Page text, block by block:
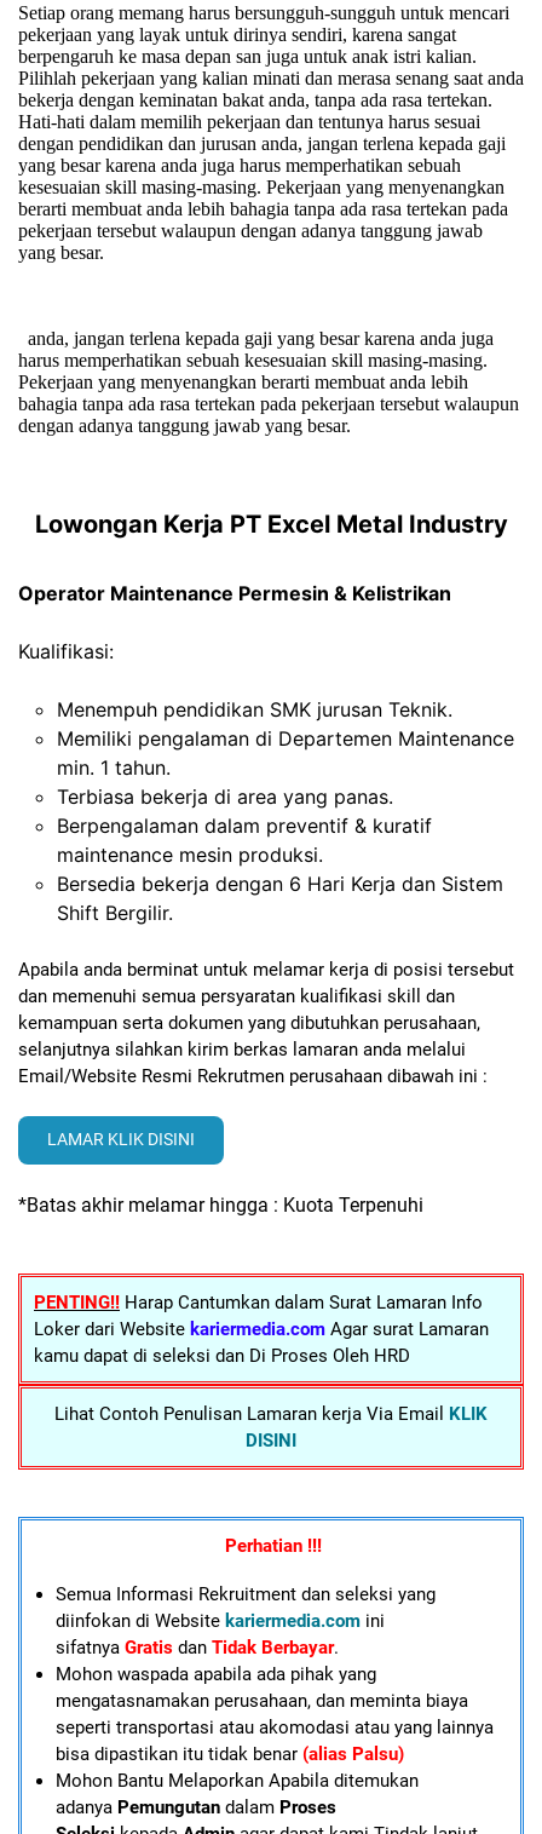
Setiap orang memang harus bersungguh-sungguh untuk mencari
pekerjaan yang layak untuk dirinya sendiri, karena sangat
berpengaruh ke masa depan san juga untuk anak istri kalian.
Pilihlah pekerjaan yang kalian minati dan merasa senang saat anda
bekerja dengan keminatan bakat anda, tanpa ada rasa tertekan.
Hati-hati dalam memilih pekerjaan dan tentunya harus sesuai
dengan pendidikan dan jurusan anda, jangan terlena kepada gaji
yang besar karena anda juga harus memperhatikan sebuah
kesesuaian skill masing-masing. Pekerjaan yang menyenangkan
berarti membuat anda lebih bahagia tanpa ada rasa tertekan pada
pekerjaan tersebut walaupun dengan adanya tanggung jawab
yang besar.
anda, jangan terlena kepada gaji yang besar karena anda juga
harus memperhatikan sebuah kesesuaian skill masing-masing.
Pekerjaan yang menyenangkan berarti membuat anda lebih
bahagia tanpa ada rasa tertekan pada pekerjaan tersebut walaupun
dengan adanya tanggung jawab yang besar.
Lowongan Kerja PT Excel Metal Industry
Operator Maintenance Permesin & Kelistrikan
Kualifikasi:
Menempuh pendidikan SMK jurusan Teknik.
Memiliki pengalaman di Departemen Maintenance
min. 1 tahun.
Terbiasa bekerja di area yang panas.
Berpengalaman dalam preventif & kuratif
maintenance mesin produksi.
Bersedia bekerja dengan 6 Hari Kerja dan Sistem
Shift Bergilir.
Apabila anda berminat untuk melamar kerja di posisi tersebut
dan memenuhi semua persyaratan kualifikasi skill dan
kemampuan serta dokumen yang dibutuhkan perusahaan,
selanjutnya silahkan kirim berkas lamaran anda melalui
Email/Website Resmi Rekrutmen perusahaan dibawah ini :
LAMAR KLIK DISINI
*Batas akhir melamar hingga : Kuota Terpenuhi
PENTING!! Harap Cantumkan dalam Surat Lamaran Info
Loker dari Website kariermedia.com Agar surat Lamaran
kamu dapat di seleksi dan Di Proses Oleh HRD
Lihat Contoh Penulisan Lamaran kerja Via Email KLIK
DISINI
Perhatian !!!
Semua Informasi Rekruitment dan seleksi yang
diinfokan di Website kariermedia.comini
sifatnya Gratisdan Tidak Berbayar.
Mohon waspada apabila ada pihak yang
mengatasnamakan perusahaan, dan meminta biaya
seperti transportasi atau akomodasi atau yang lainnya
bisa dipastikan itu tidak benar (alias Palsu)
Mohon Bantu Melaporkan Apabila ditemukan
adanya Pemungutandalam Proses